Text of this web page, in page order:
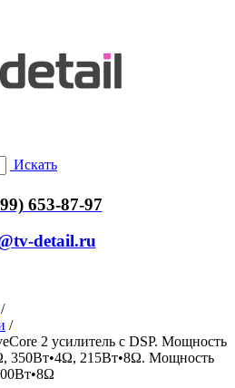
Искать
653-87-97
detail.ru
/
/
2 усилитель c DSP. Мощность
350Вт•4Ω, 215Вт•8Ω. Мощность